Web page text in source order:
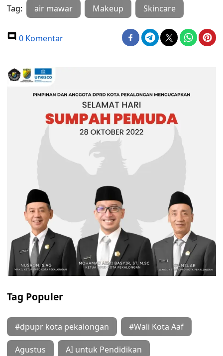
Tag: air mawar Makeup Skincare
0 Komentar
Tag Populer
#dpupr kota pekalongan #Wali Kota Aaf
Agustus AI untuk Pendidikan